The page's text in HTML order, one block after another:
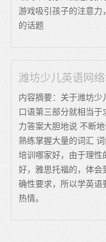
游戏吸引孩子的注意力
的话题
潍坊少儿英语网
内容摘要：关于潍坊少
口语第三部分就相当
力答案大胆地说 不断
熟练掌握大量的词汇
培训哪家好，由于理性
好，雅思托福的，体会
确性要求，所以学英语
热情。